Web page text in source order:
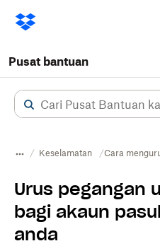
Pusat bantuan
Keselamatan Cara
Urus pegangan
bagi akaun
anda